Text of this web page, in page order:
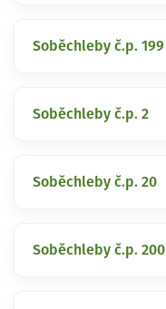
Soběchleby č.p. 199
Soběchleby č.p. 2
Soběchleby č.p. 20
Soběchleby č.p. 200